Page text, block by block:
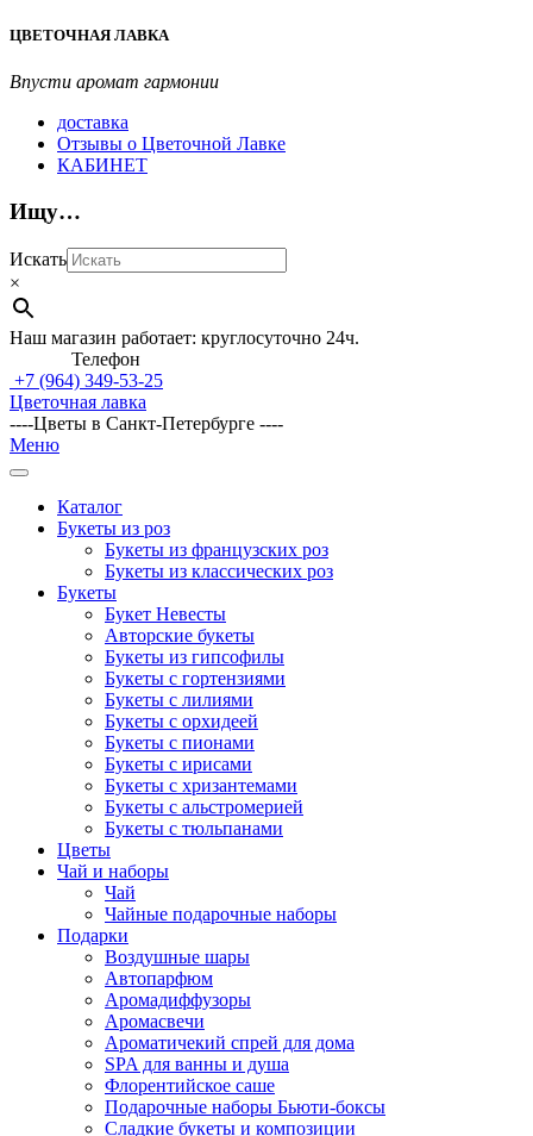
Перейти
содержимому
ЦВЕТОЧНАЯ ЛАВКА
Впусти аромат гармонии
доставка
Отзывы о Цветочной Лавке
КАБИНЕТ
Ищу…
Искать
×
Наш магазин работает: круглосуточно 24ч.
Телефон
+7 (964) 349-53-25
Цветочная лавка
----Цветы в Санкт-Петербурге ----
Главное
навигационное
Меню
Каталог
Букеты из роз
Букеты из французских роз
Букеты из классических роз
Букеты
Букет Невесты
Авторские букеты
Букеты из гипсофилы
Букеты с гортензиями
Букеты с лилиями
Букеты с орхидеей
Букеты с пионами
Букеты с ирисами
Букеты с хризантемами
Букеты с альстромерией
Букеты с тюльпанами
Цветы
Чай и наборы
Чай
Чайные подарочные наборы
Подарки
Воздушные шары
Автопарфюм
Аромадиффузоры
Аромасвечи
Ароматичекий спрей для дома
SPA для ванны и душа
Флорентийское саше
Подарочные наборы Бьюти-боксы
Сладкие букеты и композиции